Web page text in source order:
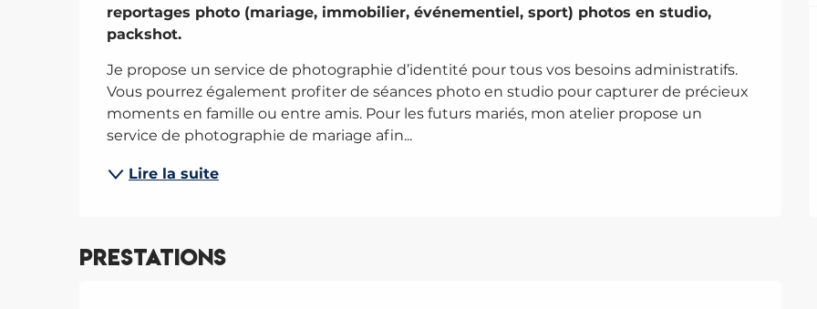
reportages photo (mariage, immobilier, événementiel, sport) photos en studio,
packshot.
Je propose un service de photographie d’identité pour tous vos besoins administratifs.
Vous pourrez également profiter de séances photo en studio pour capturer de précieux
moments en famille ou entre amis. Pour les futurs mariés, mon atelier propose un
service de photographie de mariage afin...
Lire la suite
Prestations